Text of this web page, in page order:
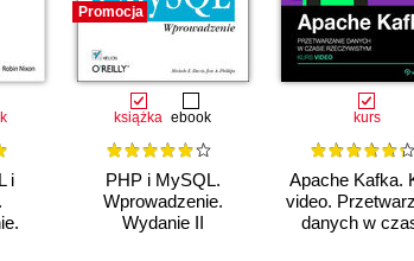
i
Promocja
książka ebook
PHP i MySQL.
Wprowadzenie.
Wydanie II
kurs
Apache Kafka.
video.
danych w